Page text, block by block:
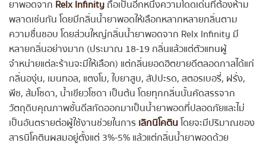
ยาพอดจาก Relx Infinityถือเป็นอีกหนึ่งความโดดเด่นที่ต้องห้าม
พลาดเช่นกัน โดยมีกลิ่นน้ำยาพอดให้เลือกหลากหลายกลิ่นตาม
ความชื่นชอบ โดยส่วนใหญ่กลิ่นน้ำยาพอดจาก Relx Infinity มี
หลายกลิ่นอย่างมาก (ประมาณ 18-19 กลิ่นแล้วแต่ตัวแทนผู้
จำหน่ายแต่ละร้านจะมีให้เลือก) แต่กลิ่นยอดฮิตขายดีตลอดกาลได้แก่
กลิ่นองุ่น, เมนทอล, แตงโม, ใบยาสูบ, สัปปะรด, สตอรเบอรี่, ฝรั่ง,
พีช, ส้มโซดา, น้ำเขียวโซดา เป็นต้น โดยทุกกลิ่นนั้นคัดสรรจาก
วัตถุดิบคุณภาพชั้นดีสกัดออกมาเป็นน้ำยาพอดที่ปลอดภัยและไม่
เป็นอันตรายต่อผู้ใช้งานช่วยในการ เลิกนิโคตินโดยจะมีปริมาณของ
สารนิโคตินผสมอยู่ตั้งแต่ 3%-5% แล้วแต่กลิ่นน้ำยาพอดด้วย